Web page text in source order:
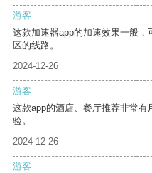
游客
这款加速器app的加速效果一般
区的线路。
2024-12-26
游客
这款app的酒店、餐厅推荐非常
验。
2024-12-26
游客